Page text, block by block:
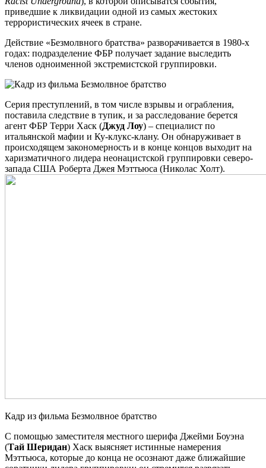
приведшие к ликвидации одной из самых жестоких
террористических ячеек в стране.
Действие «Безмолвного братства» разворачивается в 1980-х
годах: подразделение ФБР получает задание выследить
членов одноименной экстремистской группировки.
Серия преступлений, в том числе взрывы и ограбления,
поставила следствие в тупик, и за расследование берется
агент ФБР Терри Хаск (Джуд Лоу) – специалист по
итальянской мафии и Ку-клукс-клану. Он обнаруживает в
происходящем закономерность и в конце концов выходит на
харизматичного лидера неонацистской группировки северо-
запада США Роберта Джея Мэттьюса (Николас Холт).
Кадр из фильма Безмолвное братство
С помощью заместителя местного шерифа Джейми Боуэна
(Тай Шеридан) Хаск выясняет истинные намерения
Мэттьюса, которые до конца не осознают даже ближайшие